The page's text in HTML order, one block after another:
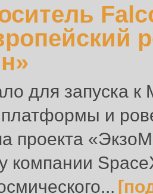
для запуска к
платформы и
проекта
компании